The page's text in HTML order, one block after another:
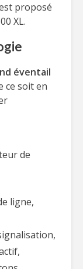
proposé
XL.
éventail
ce soit en
de
ligne,